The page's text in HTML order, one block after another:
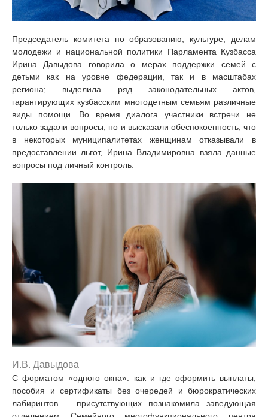
Председатель комитета по образованию, культуре, делам
молодежи и национальной политики Парламента Кузбасса
Ирина Давыдова говорила о мерах поддержки семей с
детьми как на уровне федерации, так и в масштабах
региона; выделила ряд законодательных актов,
гарантирующих кузбасским многодетным семьям различные
виды помощи. Во время диалога участники встречи не
только задали вопросы, но и высказали обеспокоенность, что
в некоторых муниципалитетах женщинам отказывали в
предоставлении льгот, Ирина Владимировна взяла данные
вопросы под личный контроль.
И.В. Давыдова
С форматом «одного окна»: как и где оформить выплаты,
пособия и сертификаты без очередей и бюрократических
лабиринтов – присутствующих познакомила заведующая